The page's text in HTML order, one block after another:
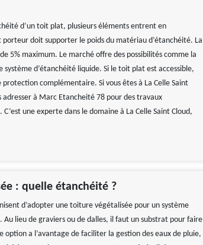
d’un toit plat, plusieurs éléments entrent en
porteur doit supporter le poids du matériau d’étanchéité. La
5% maximum. Le marché offre des possibilités comme la
système d’étanchéité liquide. Si le toit plat est accessible,
complémentaire. Si vous êtes à La Celle Saint
adresser à Marc Etancheité 78 pour des travaux
une experte dans le domaine à La Celle Saint Cloud,
: quelle étanchéité ?
d’adopter une toiture végétalisée pour un système
lieu de graviers ou de dalles, il faut un substrat pour faire
option a l’avantage de faciliter la gestion des eaux de pluie,